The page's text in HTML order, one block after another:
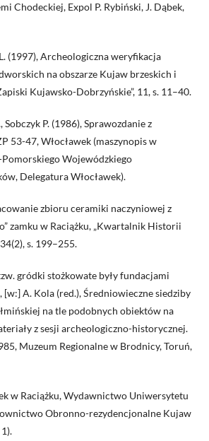
Chodeckiej, Expol P. Rybiński, J. Dąbek,
(1997), Archeologiczna weryfikacja
na obszarze Kujaw brzeskich i
Kujawsko-Dobrzyńskie”, 11, s. 11–40.
P. (1986), Sprawozdanie z
53-47, Włocławek (maszynopis w
Wojewódzkiego
Delegatura Włocławek).
zbioru ceramiki naczyniowej z
zamku w Raciążku, „Kwartalnik Historii
s. 199–255.
gródki stożkowate były fundacjami
[w:] A. Kola (red.), Średniowieczne siedziby
na tle podobnych obiektów na
z sesji archeologiczno-historycznej.
Muzeum Regionalne w Brodnicy, Toruń,
w Raciążku, Wydawnictwo Uniwersytetu
Obronno-rezydencjonalne Kujaw